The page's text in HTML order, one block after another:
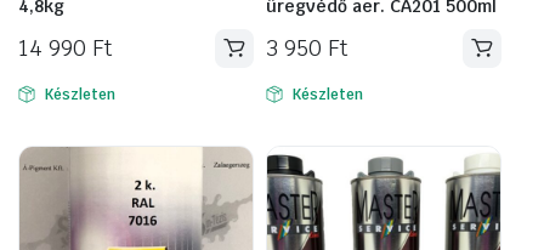
4,8kg
14 990 Ft
Készleten
üregvédő aer. CA201 500ml
3 950 Ft
Készleten